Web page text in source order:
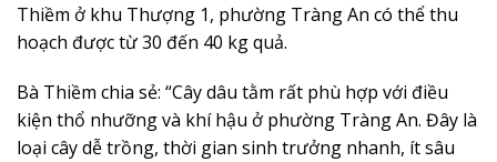
Thiềm ở khu Thượng 1, phường Tràng An có thể thu
hoạch được từ 30 đến 40 kg quả.
Bà Thiềm chia sẻ: “Cây dâu tằm rất phù hợp với điều
kiện thổ nhưỡng và khí hậu ở phường Tràng An. Đây là
loại cây dễ trồng, thời gian sinh trưởng nhanh, ít sâu